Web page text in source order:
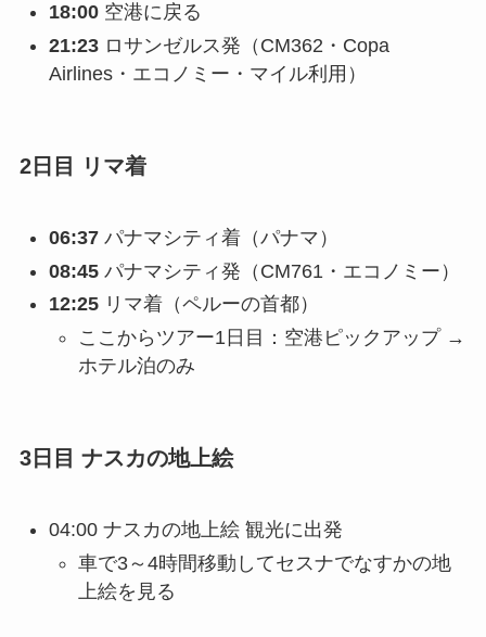
18:00空港に戻る
21:23ロサンゼルス発（CM362・Copa
Airlines・エコノミー・マイル利用）
2日目 リマ着
06:37パナマシティ着（パナマ）
08:45パナマシティ発（CM761・エコノミー）
12:25リマ着（ペルーの首都）
ここからツアー1日目：空港ピックアップ →
ホテル泊のみ
3日目 ナスカの地上絵
04:00 ナスカの地上絵 観光に出発
車で3～4時間移動してセスナでなすかの地
上絵を見る